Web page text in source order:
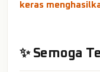
keras
✨ Semoga